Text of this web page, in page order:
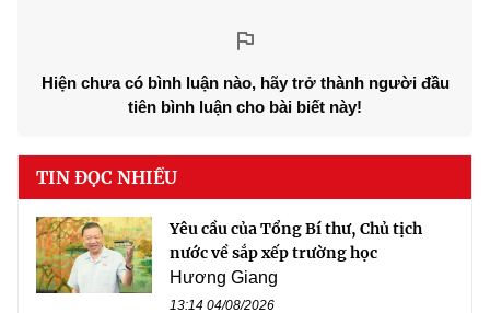
Hiện chưa có bình luận nào, hãy trở thành người đầu
tiên bình luận cho bài biết này!
TIN ĐỌC NHIỀU
Yêu cầu của Tổng Bí thư, Chủ tịch
nước về sắp xếp trường học
Hương Giang
13:14 04/08/2026